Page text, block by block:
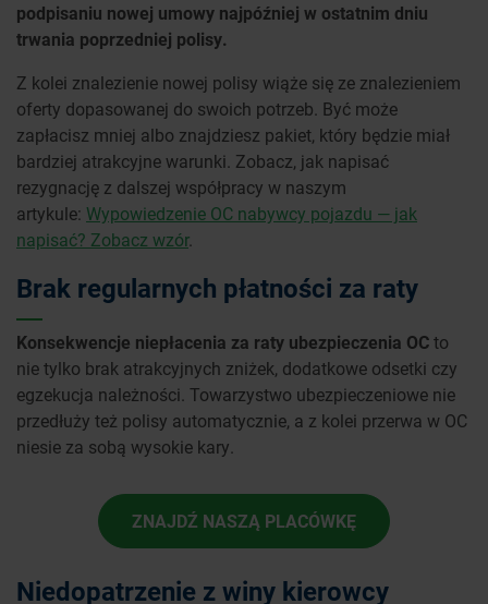
podpisaniu nowej umowy najpóźniej w ostatnim dniu
trwania poprzedniej polisy.
Z kolei znalezienie nowej polisy wiąże się ze znalezieniem
oferty dopasowanej do swoich potrzeb. Być może
zapłacisz mniej albo znajdziesz pakiet, który będzie miał
bardziej atrakcyjne warunki. Zobacz, jak napisać
rezygnację z dalszej współpracy w naszym
artykule: Wypowiedzenie OC nabywcy pojazdu — jak
napisać? Zobacz wzór.
Brak regularnych płatności za raty
Konsekwencje niepłacenia za raty ubezpieczenia OCto
nie tylko brak atrakcyjnych zniżek, dodatkowe odsetki czy
egzekucja należności. Towarzystwo ubezpieczeniowe nie
przedłuży też polisy automatycznie, a z kolei przerwa w OC
niesie za sobą wysokie kary.
ZNAJDŹ NASZĄ PLACÓWKĘ
Niedopatrzenie z winy kierowcy